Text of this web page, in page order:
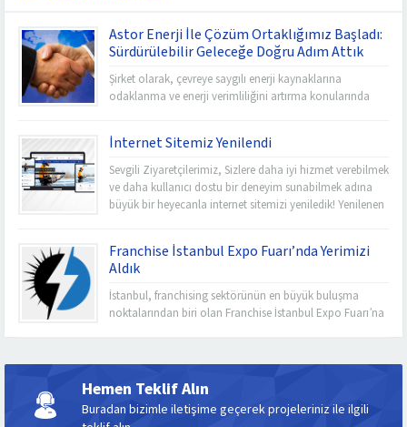
Astor Enerji İle Çözüm Ortaklığımız Başladı:
Sürdürülebilir Geleceğe Doğru Adım Attık
Şirket olarak, çevreye saygılı enerji kaynaklarına
odaklanma ve enerji verimliliğini artırma konularında
yolunda önemli bir adımı temsil ediyor. Astor Enerji,
yenilenebilir enerji kaynaklarına odaklanan ve
sürdürülebilir enerji çözümleri sunan bir öncüdür. Bu
heyecan verici çözüm ortaklığı...
İnternet Sitemiz Yenilendi
Sevgili Ziyaretçilerimiz, Sizlere daha iyi hizmet verebilmek
ve daha kullanıcı dostu bir deneyim sunabilmek adına
büyük bir heyecanla internet sitemizi yeniledik! Yenilenen
arasında neler var? Daha Modern ve Kullanıcı Dostu
Tasarım: Yeni tasarımımızla...
Franchise İstanbul Expo Fuarı’nda Yerimizi
Aldık
İstanbul, franchising sektörünün en büyük buluşma
noktalarından biri olan Franchise İstanbul Expo Fuarı’na
araya getirerek iş fırsatlarına kapı aralıyor. İşte bu önemli
etkinlikte yer alan ve büyüme hedeflerine doğru hızla
ilerleyen şirketimiz için...
Hemen Teklif Alın
Buradan bizimle iletişime geçerek projeleriniz ile ilgili